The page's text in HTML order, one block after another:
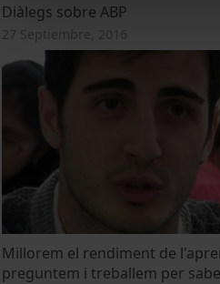
Diàlegs sobre ABP
27 Septiembre, 2016
Millorem el rendiment de
preguntem i treballem per